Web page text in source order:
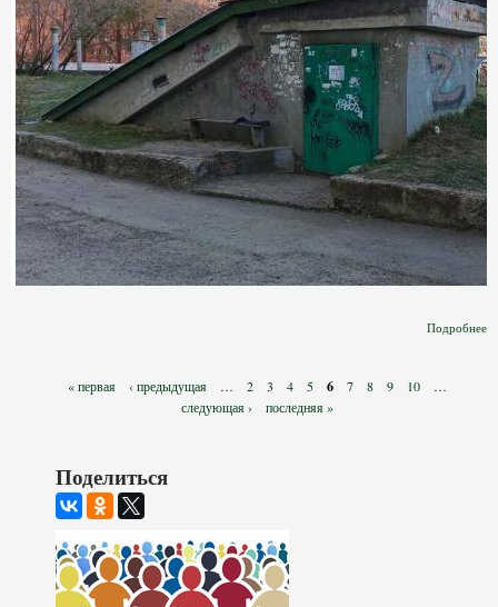
Подробнее
Страницы
« первая ‹ предыдущая … 2 3 4 5 6 7 8 9 10
…
следующая ›
последняя »
Поделиться